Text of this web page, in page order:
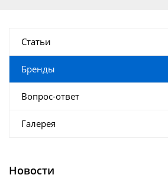
Статьи
Бренды
Вопрос-ответ
Галерея
Новости